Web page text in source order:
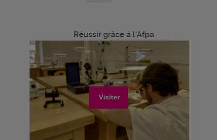
Réussir grâce à l'Afpa
Visiter